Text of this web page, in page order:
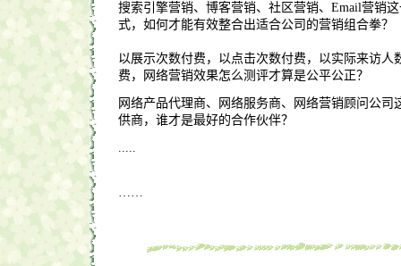
搜索引擎营销、博客营销、社区营销、Email营销
式，如何才能有效整合出适合公司的营销组合拳？
以展示次数付费，以点击次数付费，以实际来访人
费，网络营销效果怎么测评才算是公平公正？
网络产品代理商、网络服务商、网络营销顾问公司
供商，谁才是最好的合作伙伴？
.....
……